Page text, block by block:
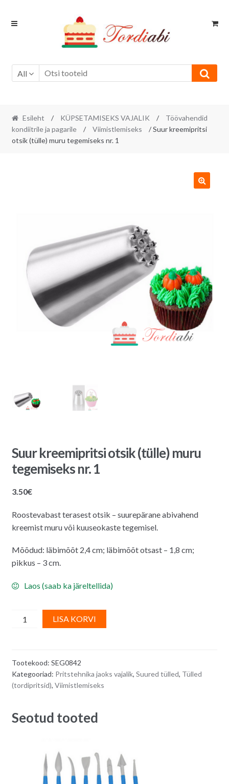
Skip
Skip
All
Esileht / KÜPSETAMISEKS VAJALIK /
Töövahendid
kondiitrile ja pagarile
/ Viimistlemiseks
/ Suur kreemipritsi
otsik (tülle) muru tegemiseks nr. 1
Suur kreemipritsi otsik (tülle) muru
tegemiseks nr. 1
3.50€
Roostevabast terasest otsik – suurepärane abivahend
kreemist muru või kuuseokaste tegemisel.
Mõõdud: läbimõõt 2,4 cm; läbimõõt otsast – 1,8 cm;
pikkus – 3 cm.
Laos (saab ka järeltellida)
Suur
kreemipritsi
muru
tegemiseks
nr.
quantity
LISA KORVI
n
:
Tootekood: SEG0842
Kategooriad: Pritstehnika jaoks vajalik, Suured tülled, Tülled
(tordipritsid), Viimistlemiseks
Seotud tooted